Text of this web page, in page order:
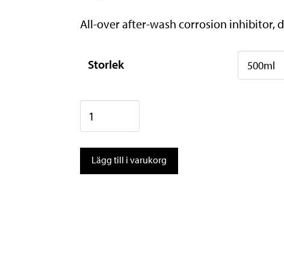
All-over after-wash corrosion inhibitor,
Storlek
Muc-
Off
Bike
Protect
Lägg till i varukorg